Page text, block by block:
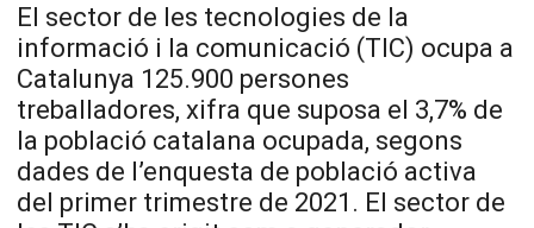
El sector de les tecnologies de la
informació i la comunicació (TIC) ocupa a
Catalunya 125.900 persones
treballadores, xifra que suposa el 3,7% de
la població catalana ocupada, segons
dades de l’enquesta de població activa
del primer trimestre de 2021. El sector de